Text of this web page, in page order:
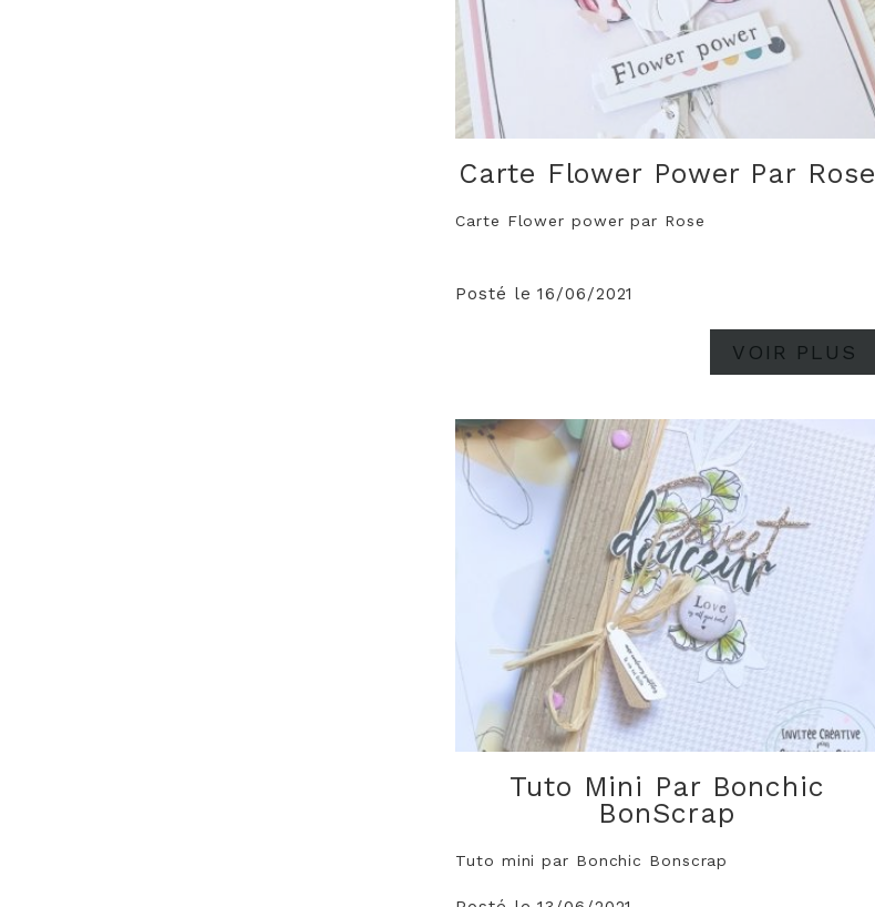
Carte Flower Power Par Rose
Carte Flower power par Rose
Posté le 16/06/2021
VOIR PLUS
Tuto Mini Par Bonchic
BonScrap
Tuto mini par Bonchic Bonscrap